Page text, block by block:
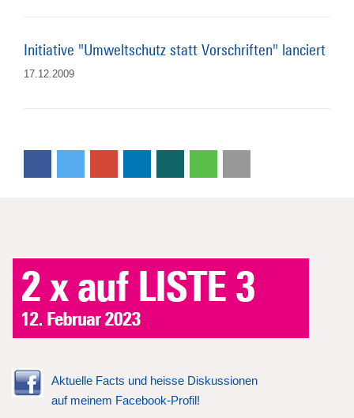
Initiative "Umweltschutz statt Vorschriften" lanciert
17.12.2009
Aktuelle Facts und heisse Diskussionen
auf meinem Facebook-Profil!